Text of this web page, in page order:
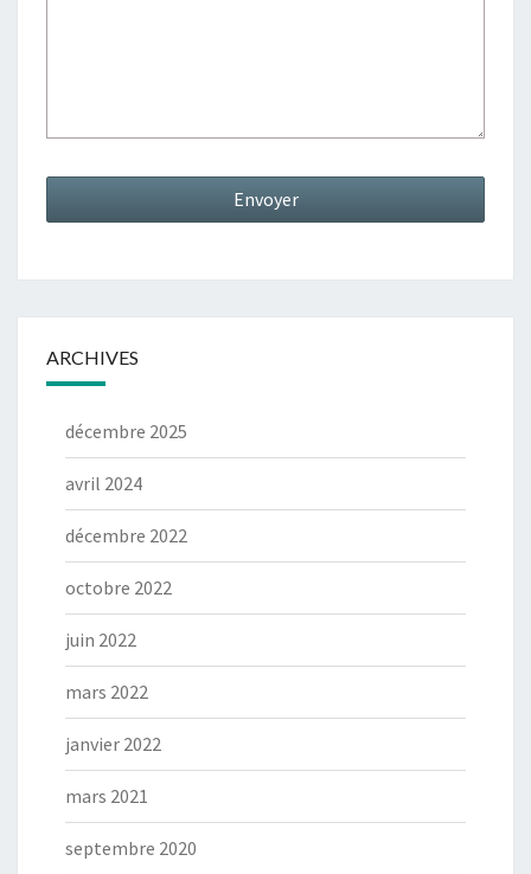
ARCHIVES
décembre 2025
avril 2024
décembre 2022
octobre 2022
juin 2022
mars 2022
janvier 2022
mars 2021
septembre 2020